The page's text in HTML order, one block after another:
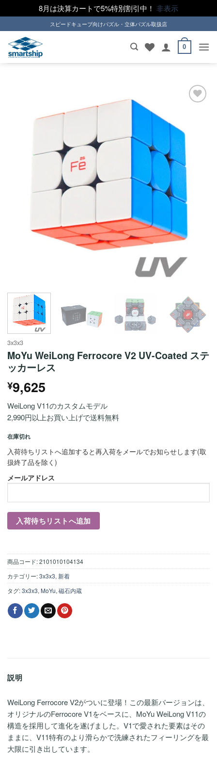
8月は決算カートで5%特別割引中！ 非表示
to
content
スピードキューブ向けパズル・立体パズル取扱店
0
3x3x3
MoYu WeiLong Ferrocore V2 UV-Coated ステ
ッカーレス
¥9,625
WeiLong V11のカスタムモデル
2,990円以上お買い上げで送料無料
在庫切れ
入荷待ちリストへ追加すると再入荷をメールでお知らせします(取
扱終了品を除く)
メールアドレス
商品コード:2101010104134
カテゴリー:3x3x3, 新着
タグ:3x3x3, MoYu, 磁石内蔵
説明
WeiLong Ferrocore V2がついに登場！この最新バージョンは、
オリジナルのFerrocore V1をベースに、MoYu WeiLong V11の
構造を採用して進化を遂げました。V1で愛された要素はその
ままに、V11特有のより滑らかで洗練されたフィーリングを最
大限に引き出しています。